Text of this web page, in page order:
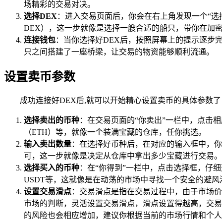
场精彩的交易对决。
选择DEX ：进入交易页面后，你会在右上角发现一个“
DEX），这一步就像是选择一艘合适的船只，带你在加
连接钱包：当你选择好DEX后，按照屏幕上的提示逐步
只之间搭建了一座桥梁，让交易的物资能够顺利流通。
设置卖币参数
成功连接好DEX后,就可以开始精心设置卖币的具体参数
选择卖出的币种：在交易页面的“你卖出”一栏中，点击
（ETH）等，就像一个装满宝藏的仓库，任你挑选。
输入卖出数量：在选择好币种后，在对应的输入框中，
可，这一步就像是决定从仓库中拿出多少宝藏进行交易。
选择买入的币种：在“你得到”一栏中，点击选择框，仔
USDT等，这就像是在动荡的市场中寻找一个安全的避风
设置交易滑点：交易滑点是指在交易过程中，由于市场
市场的判断，灵活设置交易滑点，滑点设置得越高，交
的风险也会相应增加，建议你根据当前的市场行情和个